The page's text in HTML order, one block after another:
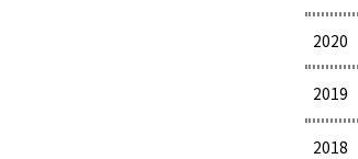
2020
2019
2018